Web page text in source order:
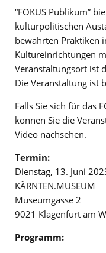
“FOKUS Publikum”
kulturpolitischen
bewährten Praktiken
Kultureinrichtungen
Veranstaltungsort ist
Die Veranstaltung ist
Falls Sie sich für das
können Sie die
Video nachsehen.
Termin:
Dienstag, 13. Juni
KÄRNTEN.MUSEUM
Museumgasse 2
9021 Klagenfurt am
Programm: